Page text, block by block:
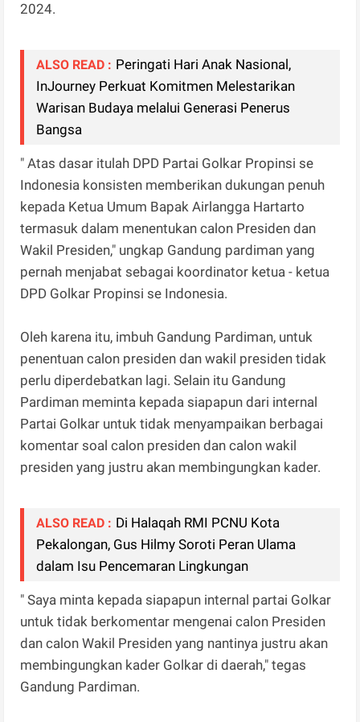
2024.
ALSO READ : Peringati Hari Anak Nasional,
InJourney Perkuat Komitmen Melestarikan
Warisan Budaya melalui Generasi Penerus
Bangsa
" Atas dasar itulah DPD Partai Golkar Propinsi se
Indonesia konsisten memberikan dukungan penuh
kepada Ketua Umum Bapak Airlangga Hartarto
termasuk dalam menentukan calon Presiden dan
Wakil Presiden," ungkap Gandung pardiman yang
pernah menjabat sebagai koordinator ketua - ketua
DPD Golkar Propinsi se Indonesia.
Oleh karena itu, imbuh Gandung Pardiman, untuk
penentuan calon presiden dan wakil presiden tidak
perlu diperdebatkan lagi. Selain itu Gandung
Pardiman meminta kepada siapapun dari internal
Partai Golkar untuk tidak menyampaikan berbagai
komentar soal calon presiden dan calon wakil
presiden yang justru akan membingungkan kader.
ALSO READ : Di Halaqah RMI PCNU Kota
Pekalongan, Gus Hilmy Soroti Peran Ulama
dalam Isu Pencemaran Lingkungan
" Saya minta kepada siapapun internal partai Golkar
untuk tidak berkomentar mengenai calon Presiden
dan calon Wakil Presiden yang nantinya justru akan
membingungkan kader Golkar di daerah," tegas
Gandung Pardiman.